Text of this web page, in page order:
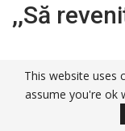
,,Să
This website uses
assume you're ok